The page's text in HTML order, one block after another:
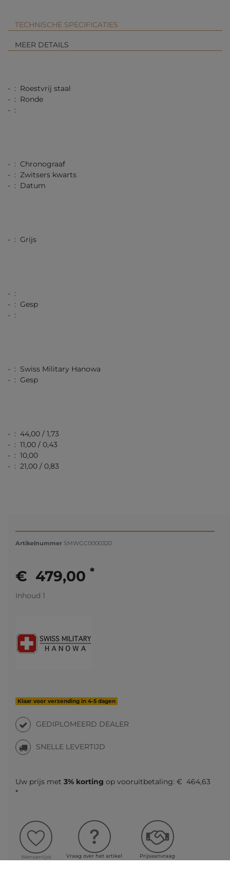
TECHNISCHE SPECIFICATIES
MEER DETAILS
- : Roestvrij staal
- : Ronde
- :
- : Chronograaf
- : Zwitsers kwarts
- : Datum
- : Grijs
- :
- : Gesp
- :
- : Swiss Military Hanowa
- : Gesp
- : 44,00 / 1,73
- : 11,00 / 0,43
- : 10,00
- : 21,00 / 0,83
Artikelnummer SMWGC0000320
€ 479,00 *
Inhoud 1
Klaar voor verzending in 4-5 dagen
GEDIPLOMEERD DEALER
SNELLE LEVERTIJD
Uw prijs met 3% korting op vooruitbetaling: € 464,63
*
Wensenlijst Vraag over het artikel Prijsaanvraag